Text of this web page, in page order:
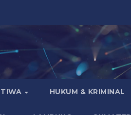
HUKUM & KRIMINAL